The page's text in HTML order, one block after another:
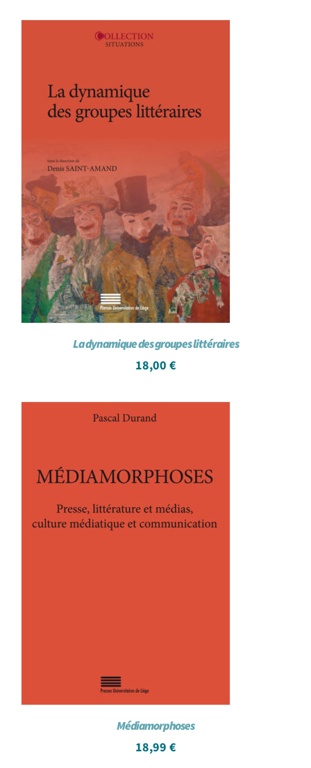
La dynamique des groupes littéraires
18,00 €
Médiamorphoses
18,99 €